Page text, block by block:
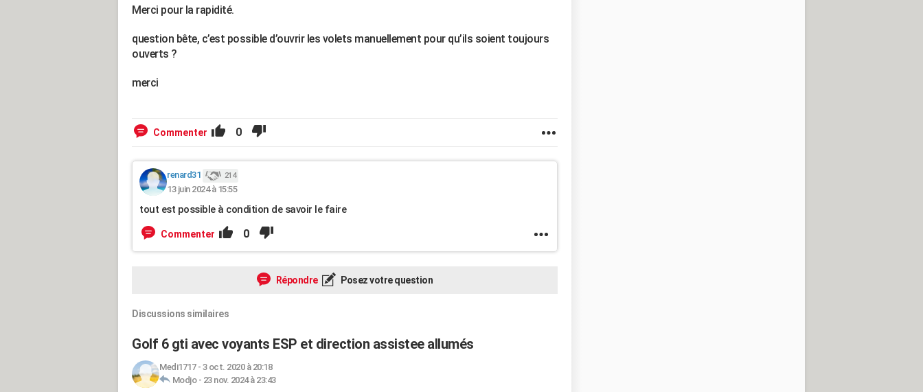
Merci pour la rapidité.
question bête, c’est possible d’ouvrir les volets manuellement pour qu’ils soient toujours
ouverts ?
merci
Commenter 0
renard31 214
13 juin 2024 à 15:55
tout est possible à condition de savoir le faire
Commenter 0
Répondre Posez votre question
Discussions similaires
Golf 6 gti avec voyants ESP et direction assistee allumés
Medi1717- 3 oct. 2020 à 20:18
Modjo- 23 nov. 2024 à 23:43